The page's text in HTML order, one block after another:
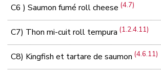
C6 ) Saumon fumé roll cheese(4.7)
C7) Thon mi-cuit roll tempura(1.2.4.11)
C8) Kingfish et tartare de saumon(4.6.11)